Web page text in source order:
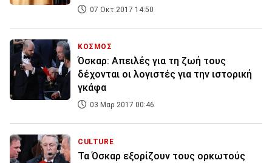
07 Οκτ 2017 14:50
ΚΟΣΜΟΣ
Όσκαρ: Απειλές για τη ζωή τους
δέχονται οι λογιστές για την ιστορική
γκάφα
03 Μαρ 2017 00:46
CULTURE
Τα Όσκαρ εξορίζουν τους ορκωτούς